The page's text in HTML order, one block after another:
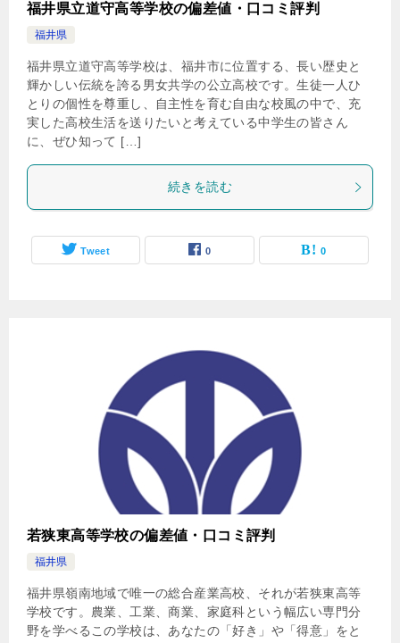
福井県立道守高等学校の偏差値・口コミ評判
福井県
福井県立道守高等学校は、福井市に位置する、長い歴史と
輝かしい伝統を誇る男女共学の公立高校です。生徒一人ひ
とりの個性を尊重し、自主性を育む自由な校風の中で、充
実した高校生活を送りたいと考えている中学生の皆さん
に、ぜひ知って […]
続きを読む
Tweet 0 0
若狭東高等学校の偏差値・口コミ評判
福井県
福井県嶺南地域で唯一の総合産業高校、それが若狭東高等
学校です。農業、工業、商業、家庭科という幅広い専門分
野を学べるこの学校は、あなたの「好き」や「得意」をと